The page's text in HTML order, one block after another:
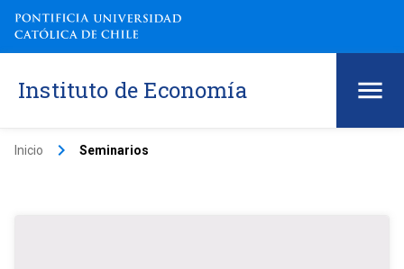
Instituto de Economía
Inicio keyboard_arrow_right Seminarios